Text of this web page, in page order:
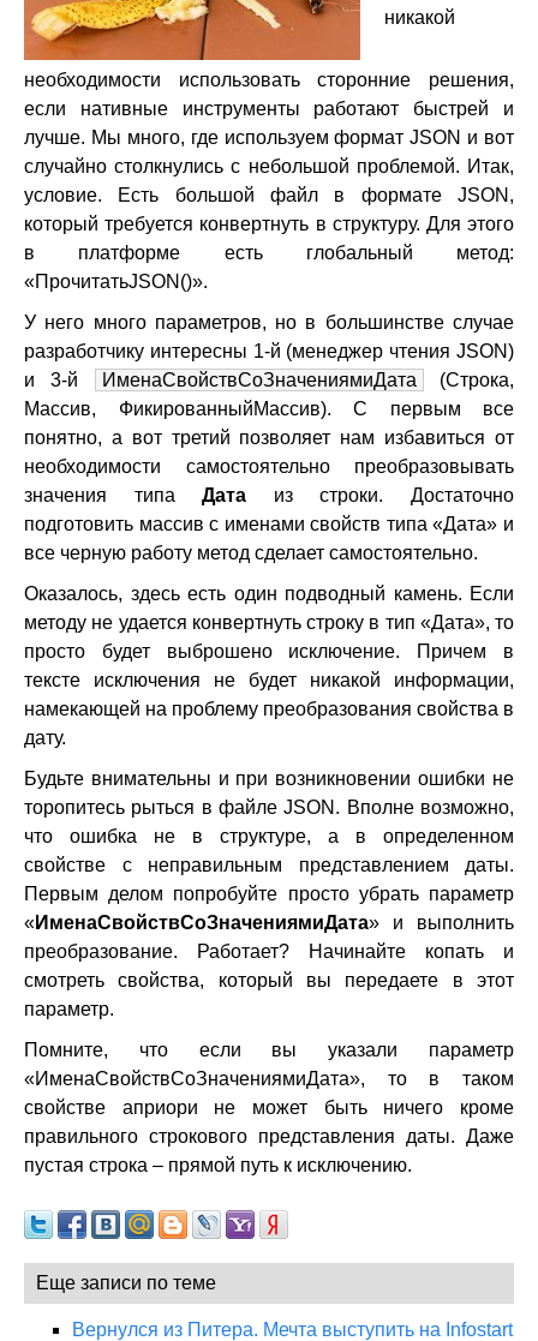
никакой
необходимости использовать сторонние решения,
если нативные инструменты работают быстрей и
лучше. Мы много, где используем формат JSON и вот
случайно столкнулись с небольшой проблемой. Итак,
условие. Есть большой файл в формате JSON,
который требуется конвертнуть в структуру. Для этого
в платформе есть глобальный метод:
«ПрочитатьJSON()».
У него много параметров, но в большинстве случае
разработчику интересны 1-й (менеджер чтения JSON)
и 3-й
ИменаСвойствСоЗначениямиДата
(Строка,
Массив, ФикированныйМассив). С первым все
понятно, а вот третий позволяет нам избавиться от
необходимости самостоятельно преобразовывать
значения типаДата из строки. Достаточно
подготовить массив с именами свойств типа «Дата» и
все черную работу метод сделает самостоятельно.
Оказалось, здесь есть один подводный камень. Если
методу не удается конвертнуть строку в тип «Дата», то
просто будет выброшено исключение. Причем в
тексте исключения не будет никакой информации,
намекающей на проблему преобразования свойства в
дату.
Будьте внимательны и при возникновении ошибки не
торопитесь рыться в файле JSON. Вполне возможно,
что ошибка не в структуре, а в определенном
свойстве с неправильным представлением даты.
Первым делом попробуйте просто убрать параметр
«ИменаСвойствСоЗначениямиДата» и выполнить
преобразование. Работает? Начинайте копать и
смотреть свойства, который вы передаете в этот
параметр.
Помните, что если вы указали параметр
«ИменаСвойствСоЗначениямиДата», то в таком
свойстве априори не может быть ничего кроме
правильного строкового представления даты. Даже
пустая строка – прямой путь к исключению.
Еще записи по теме
Вернулся из Питера. Мечта выступить на Infostart